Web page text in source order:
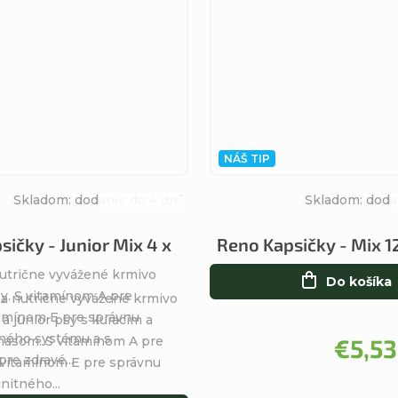
vyvážené krmivo
S vitamínom A pre
E pre správnu
systému a s
zdravé...
- Junior Mix 4 x
produktu
je
5,0
z
5
hviezdičiek.
Skladom: dodanie do 4 dní
nutrične vyvážené krmivo
junior psy s kuracím a
S vitamínom A pre
E pre správnu
NÁŠ TIP
Reno Kapsičky - Mix
Skladom:
€5,53
Do košíka